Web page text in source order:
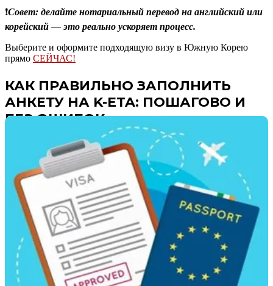
❗Совет: делайте нотариальный перевод на английский или
корейский — это реально ускоряет процесс.
Выберите и оформите подходящую визу в Южную Корею
прямо СЕЙЧАС!
КАК ПРАВИЛЬНО ЗАПОЛНИТЬ
АНКЕТУ НА K-ETA: ПОШАГОВО И
БЕЗ ОШИБОК